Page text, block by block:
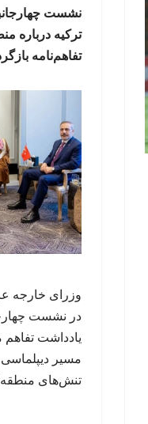
نشست
ترکیه درباره
تفاهم‌نامه
وزرای خارجه
در نشست
یادداشت تفاهم
مسیر
تنش‌های